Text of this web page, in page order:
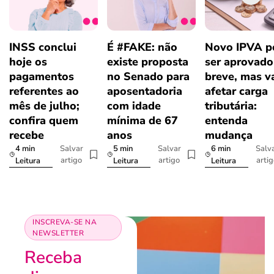
INSS conclui
hoje os
pagamentos
referentes ao
mês de julho;
confira quem
recebe
4 min
Leitura
Salvar
artigo
É #FAKE: não
existe proposta
no Senado para
aposentadoria
com idade
mínima de 67
anos
5 min
Leitura
Salvar
artigo
Novo IPVA
ser
breve, mas
afetar carga
tributária:
entenda
mudança
6 min
Leitura
INSCREVA-SE NA
NEWSLETTER
Receba